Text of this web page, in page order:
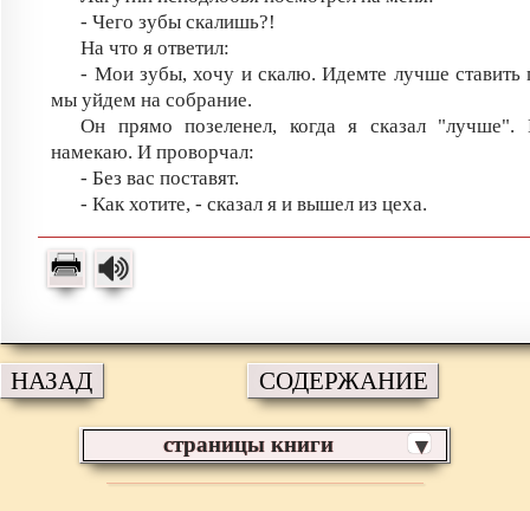
- Чего зубы скалишь?!
На что я ответил:
- Мои зубы, хочу и скалю. Идемте лучше ставить
мы уйдем на собрание.
Он прямо позеленел, когда я сказал
намекаю. И проворчал:
- Без вас поставят.
- Как хотите, - сказал я и вышел из цеха.
НАЗАД СОДЕРЖАНИЕ
страницы книги ▼